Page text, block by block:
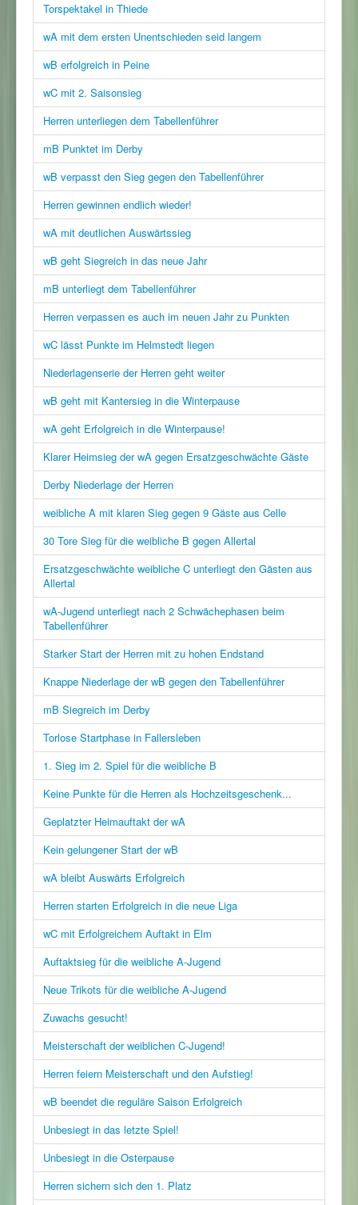
Torspektakel in Thiede
wA mit dem ersten Unentschieden seid langem
wB erfolgreich in Peine
wC mit 2. Saisonsieg
Herren unterliegen dem Tabellenführer
mB Punktet im Derby
wB verpasst den Sieg gegen den Tabellenführer
Herren gewinnen endlich wieder!
wA mit deutlichen Auswärtssieg
wB geht Siegreich in das neue Jahr
mB unterliegt dem Tabellenführer
Herren verpassen es auch im neuen Jahr zu Punkten
wC lässt Punkte im Helmstedt liegen
Niederlagenserie der Herren geht weiter
wB geht mit Kantersieg in die Winterpause
wA geht Erfolgreich in die Winterpause!
Klarer Heimsieg der wA gegen Ersatzgeschwächte Gäste
Derby Niederlage der Herren
weibliche A mit klaren Sieg gegen 9 Gäste aus Celle
30 Tore Sieg für die weibliche B gegen Allertal
Ersatzgeschwächte weibliche C unterliegt den Gästen aus
Allertal
wA-Jugend unterliegt nach 2 Schwächephasen beim
Tabellenführer
Starker Start der Herren mit zu hohen Endstand
Knappe Niederlage der wB gegen den Tabellenführer
mB Siegreich im Derby
Torlose Startphase in Fallersleben
1. Sieg im 2. Spiel für die weibliche B
Keine Punkte für die Herren als Hochzeitsgeschenk...
Geplatzter Heimauftakt der wA
Kein gelungener Start der wB
wA bleibt Auswärts Erfolgreich
Herren starten Erfolgreich in die neue Liga
wC mit Erfolgreichem Auftakt in Elm
Auftaktsieg für die weibliche A-Jugend
Neue Trikots für die weibliche A-Jugend
Zuwachs gesucht!
Meisterschaft der weiblichen C-Jugend!
Herren feiern Meisterschaft und den Aufstieg!
wB beendet die reguläre Saison Erfolgreich
Unbesiegt in das letzte Spiel!
Unbesiegt in die Osterpause
Herren sichern sich den 1. Platz